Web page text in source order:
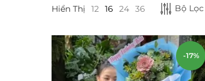
Hiển Thị 12 16 24 36 Bộ Lọc
-17%